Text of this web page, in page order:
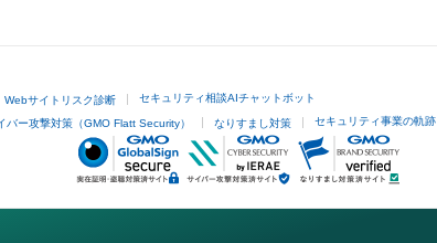
Webサイトリスク診断 セキュリティ相談AIチャットボット
バー攻撃対策（GMO Flatt Security） なりすまし対策 セキュリティ事業の軌跡